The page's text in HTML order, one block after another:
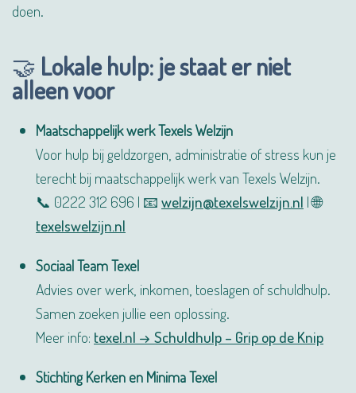
doen.
🤝 Lokale hulp: je staat er niet
alleen voor
Maatschappelijk werk Texels Welzijn
Voor hulp bij geldzorgen, administratie of stress kun je
terecht bij maatschappelijk werk van Texels Welzijn.
📞 0222 312 696 | 📧 welzijn@texelswelzijn.nl | 🌐
texelswelzijn.nl
Sociaal Team Texel
Advies over werk, inkomen, toeslagen of schuldhulp.
Samen zoeken jullie een oplossing.
Meer info: texel.nl → Schuldhulp – Grip op de Knip
Stichting Kerken en Minima Texel